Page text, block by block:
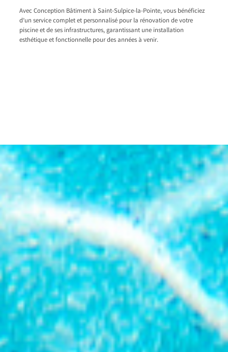
Avec Conception Bâtiment à Saint-Sulpice-la-Pointe, vous bénéficiez
d’un service complet et personnalisé pour la rénovation de votre
piscine et de ses infrastructures, garantissant une installation
esthétique et fonctionnelle pour des années à venir.